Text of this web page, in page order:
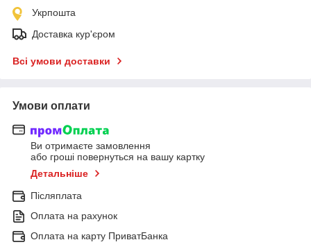
Укрпошта
Доставка кур'єром
Всі умови доставки
Умови оплати
Ви отримаєте замовлення
або гроші повернуться на вашу картку
Детальніше
Післяплата
Оплата на рахунок
Оплата на карту ПриватБанка